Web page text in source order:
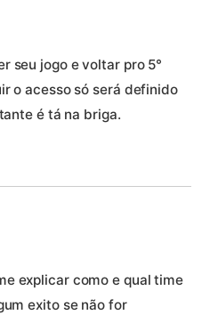
seu jogo e voltar pro 5°
o acesso só será definido
é tá na briga.
explicar como e qual time
exito se não for